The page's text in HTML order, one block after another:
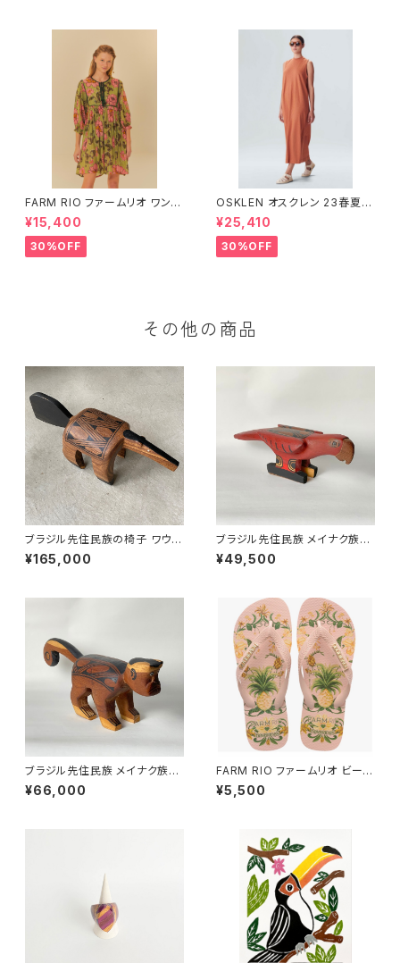
FARM RIO ファームリオ ワンピ
ース Aurora Floral
¥15,400
30%OFF
OSKLEN オスクレン 23春夏
ワンピース 1088-67330
¥25,410
30%OFF
その他の商品
ブラジル先住民族の椅子 ワウラ
ー族 アリクイ ４（送料着払い）
¥165,000
ブラジル先住民族 メイナク族の
椅子 ベニコンゴウインコ 全長4
0cm
¥49,500
ブラジル先住民族 メイナク族の
椅子 サル 小型 全長41cm
¥66,000
FARM RIO ファームリオ ビーチ
サンダル Havaianas Beleza
de Abacaxi
¥5,500